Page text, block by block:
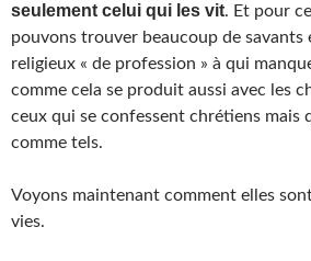
seulement celui qui les vit. Et pour
pouvons trouver beaucoup de savants
religieux « de profession » à qui
comme cela se produit aussi avec les
ceux qui se confessent chrétiens mais
comme tels.
Voyons maintenant comment elles
vies.